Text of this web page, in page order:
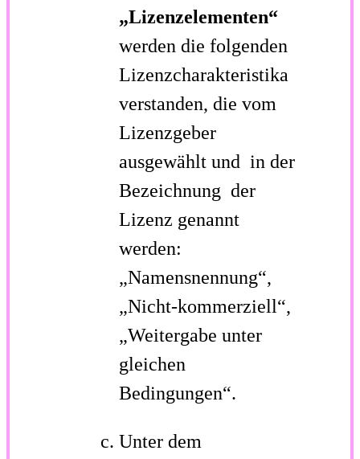
„Lizenzelementen“
werden die folgenden
Lizenzcharakteristika
verstanden, die vom
Lizenzgeber
ausgewählt und in der
Bezeichnung der
Lizenz genannt
werden:
„Namensnennung“,
„Nicht-kommerziell“,
„Weitergabe unter
gleichen
Bedingungen“.
Unter dem